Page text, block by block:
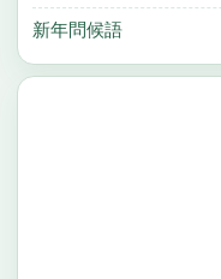
新年問候語